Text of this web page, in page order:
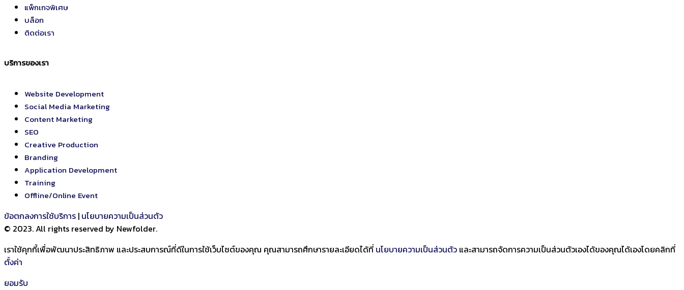
แพ็กเกจพิเศษ
บล็อก
ติดต่อเรา
บริการของเรา
Website Development
Social Media Marketing
Content Marketing
SEO
Creative Production
Branding
Application Development
Training
Offline/Online Event
ข้อตกลงการใช้บริการ | นโยบายความเป็นส่วนตัว
© 2023. All rights reserved by Newfolder.
เราใช้คุกกี้เพื่อพัฒนาประสิทธิภาพ และประสบการณ์ที่ดีในการใช้เว็บไซต์ของคุณ คุณสามารถศึกษารายละเอียดได้ที่ นโยบายความเป็นส่วนตัว และสามารถจัดการความเป็นส่วนตัวเองได้ของคุณได้เองโดยคลิกที่
ตั้งค่า
ยอมรับ